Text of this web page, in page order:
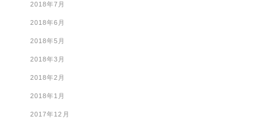
2018年7月
2018年6月
2018年5月
2018年3月
2018年2月
2018年1月
2017年12月